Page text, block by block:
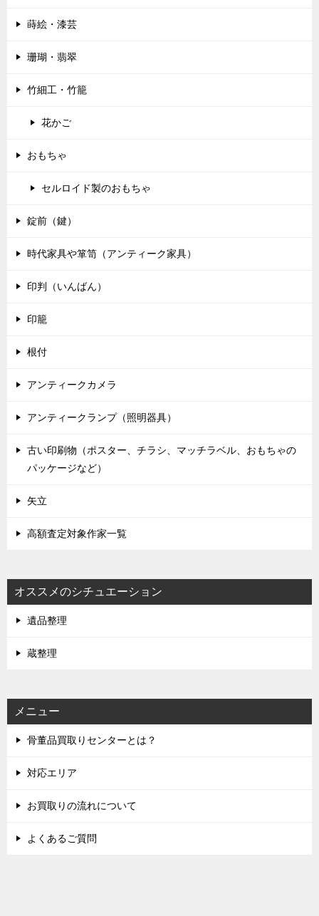
蒔絵・漆芸
珊瑚・翡翠
竹細工・竹籠
花かご
おもちゃ
セルロイド製のおもちゃ
錠前（鍵）
時代家具や箪笥（アンティーク家具）
印判（いんばん）
印籠
根付
アンティークカメラ
アンティークランプ（照明器具）
古い印刷物（ポスター、チラシ、マッチラベル、おもちゃの
パッケージなど）
矢立
高額査定対象作家一覧
オススメのシチュエーション
遺品整理
蔵整理
メニュー
骨董品買取りセンターとは？
対応エリア
お買取りの流れについて
よくあるご質問